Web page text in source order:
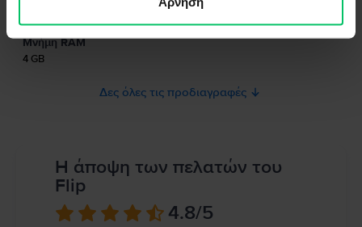
Παρακαλώ διαβάστε το εγχειρίδιο.
Μνήμη RAM
4 GB
Δες όλες τις προδιαγραφές
Η άποψη των πελατών του
Flip
4.8/5